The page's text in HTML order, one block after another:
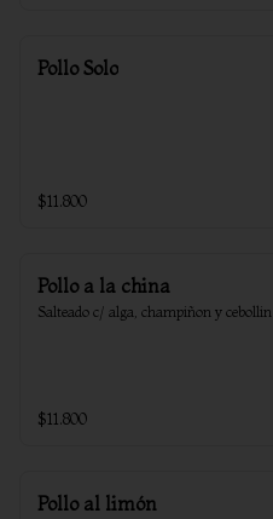
Pollo Solo
$11.800
Pollo a la china
Salteado c/ alga, champiñon y cebollin
$11.800
Pollo al limón